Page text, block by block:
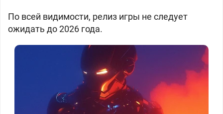
По всей видимости, релиз игры не следует
ожидать до 2026 года.